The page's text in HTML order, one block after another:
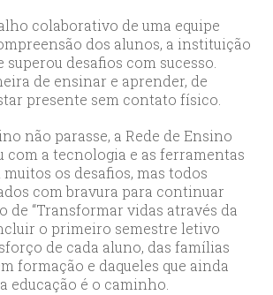
colaborativo de uma equipe
dos alunos, a instituição
superou desafios com sucesso.
de ensinar e aprender, de
presente sem contato físico.
não parasse, a Rede de Ensino
com a tecnologia e as ferramentas
os desafios, mas todos
com bravura para continuar
de “Transformar vidas através da
o primeiro semestre letivo
de cada aluno, das famílias
formação e daqueles que ainda
educação é o caminho.